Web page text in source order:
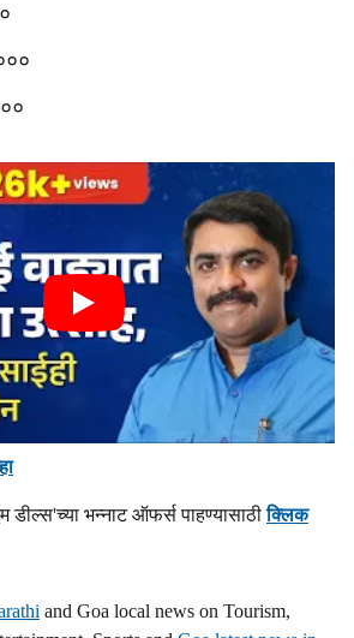
डील्स'च्या भन्नाट ऑफर्स पाहण्यासाठीक्लिक
and Goa local news on Tourism,